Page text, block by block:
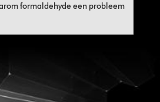
formaldehyde een probleem